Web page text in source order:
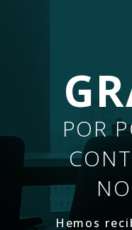
POR
Hemos